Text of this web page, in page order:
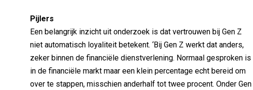
Pijlers
Een belangrijk inzicht uit onderzoek is dat vertrouwen bij Gen Z
niet automatisch loyaliteit betekent. ‘Bij Gen Z werkt dat anders,
zeker binnen de financiële dienstverlening. Normaal gesproken is
in de financiële markt maar een klein percentage echt bereid om
over te stappen, misschien anderhalf tot twee procent. Onder Gen